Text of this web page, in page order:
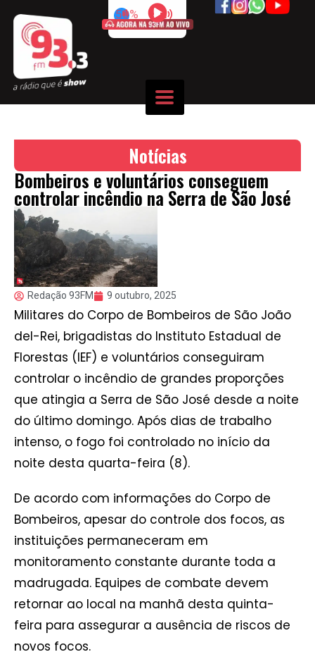
50%
Notícias
Bombeiros e voluntários conseguem
controlar incêndio na Serra de São José
Redação 93FM 9 outubro, 2025
Militares do Corpo de Bombeiros de São João
del-Rei, brigadistas do Instituto Estadual de
Florestas (IEF) e voluntários conseguiram
controlar o incêndio de grandes proporções
que atingia a Serra de São José desde a noite
do último domingo. Após dias de trabalho
intenso, o fogo foi controlado no início da
noite desta quarta-feira (8).
De acordo com informações do Corpo de
Bombeiros, apesar do controle dos focos, as
instituições permaneceram em
monitoramento constante durante toda a
madrugada. Equipes de combate devem
retornar ao local na manhã desta quinta-
feira para assegurar a ausência de riscos de
novos focos.